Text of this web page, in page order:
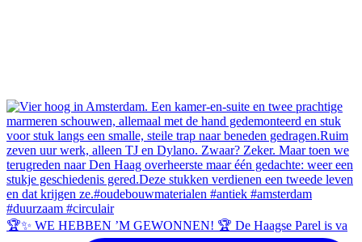
🏆✨ WE HEBBEN ’M GEWONNEN! 🏆 De Haagse Parel is va